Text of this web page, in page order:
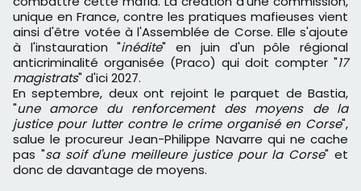
unique en France, contre les pratiques mafieuses vient
ainsi d'être votée à l'Assemblée de Corse. Elle s'ajoute
à l'instauration "inédite" en juin d'un pôle régional
anticriminalité organisée (Praco) qui doit compter "17
magistrats" d'ici 2027.
En septembre, deux ont rejoint le parquet de Bastia,
"une amorce du renforcement des moyens de la
justice pour lutter contre le crime organisé en Corse",
salue le procureur Jean-Philippe Navarre qui ne cache
pas "sa soif d'une meilleure justice pour la Corse" et
donc de davantage de moyens.